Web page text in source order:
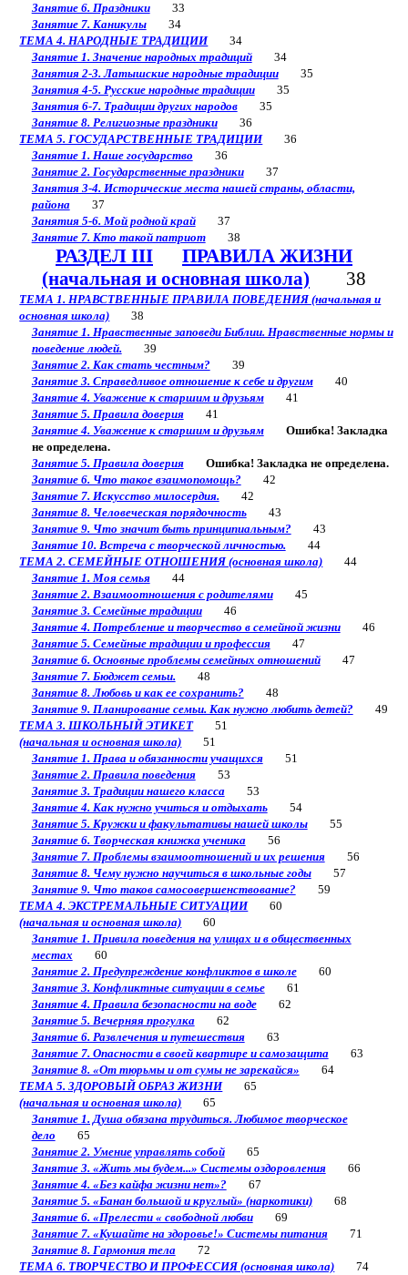
Занятие 6. Праздники33
Занятие 7. Каникулы34
ТЕМА 4. НАРОДНЫЕ ТРАДИЦИИ34
Занятие 1. Значение народных традиций34
Занятия 2-3. Латышские народные традиции35
Занятия 4-5. Русские народные традиции35
Занятия 6-7. Традиции других народов35
Занятие 8. Религиозные праздники36
ТЕМА 5. ГОСУДАРСТВЕННЫЕ ТРАДИЦИИ36
Занятие 1. Наше государство 36
Занятие 2. Государственные праздники37
Занятия 3-4. Исторические места нашей страны, области,
района37
Занятия 5-6. Мой родной край37
Занятие 7. Кто такой патриот38
РАЗДЕЛ III
ПРАВИЛА ЖИЗНИ
(начальная и основная школа) 38
ТЕМА 1. НРАВСТВЕННЫЕ ПРАВИЛА ПОВЕДЕНИЯ (начальная и
основная школа) 38
Занятие 1. Нравственные заповеди Библии. Нравственные нормы и
поведение людей. 39
Занятие 2. Как стать честным? 39
Занятие 3. Справедливое отношение к себе и другим40
Занятие 4. Уважение к старшим и друзьям41
Занятие 5. Правила доверия41
Занятие 4. Уважение к старшим и друзьям
Ошибка! Закладка
не определена.
Занятие 5. Правила доверия
Ошибка! Закладка не определена.
Занятие 6. Что такое взаимопомощь? 42
Занятие 7. Искусство милосердия. 42
Занятие 8. Человеческая порядочность43
Занятие 9. Что значит быть принципиальным? 43
Занятие 10. Встреча с творческой личностью. 44
ТЕМА 2. СЕМЕЙНЫЕ ОТНОШЕНИЯ (основная школа) 44
Занятие 1. Моя семья44
Занятие 2. Взаимоотношения с родителями45
Занятие 3. Семейные традиции46
Занятие 4. Потребление и творчество в семейной жизни46
Занятие 5. Семейные традиции и профессия47
Занятие 6. Основные проблемы семейных отношений47
Занятие 7. Бюджет семьи. 48
Занятие 8. Любовь и как ее сохранить? 48
Занятие 9. Планирование семьи. Как нужно любить детей? 49
ТЕМА 3. ШКОЛЬНЫЙ ЭТИКЕТ51
(начальная и основная школа) 51
Занятие 1. Права и обязанности учащихся51
Занятие 2. Правила поведения53
Занятие 3. Традиции нашего класса53
Занятие 4. Как нужно учиться и отдыхать54
Занятие 5. Кружки и факультативы нашей школы55
Занятие 6. Творческая книжка ученика56
Занятие 7. Проблемы взаимоотношений и их решения56
Занятие 8. Чему нужно научиться в школьные годы57
Занятие 9. Что таков самосовершенствование? 59
ТЕМА 4. ЭКСТРЕМАЛЬНЫЕ СИТУАЦИИ60
(начальная и основная школа) 60
Занятие 1. Привила поведения на улицах и в общественных
местах 60
Занятие 2. Предупреждение конфликтов в школе60
Занятие 3. Конфликтные ситуации в семье61
Занятие 4. Правила безопасности на воде62
Занятие 5. Вечерняя прогулка62
Занятие 6. Развлечения и путешествия63
Занятие 7. Опасности в своей квартире и самозащита63
Занятие 8. «От тюрьмы и от сумы не зарекайся» 64
ТЕМА 5. ЗДОРОВЫЙ ОБРАЗ ЖИЗНИ65
(начальная и основная школа) 65
Занятие 1. Душа обязана трудиться. Любимое творческое
дело 65
Занятие 2. Умение управлять собой65
Занятие 3. «Жить мы будем...» Системы оздоровления66
Занятие 4. «Без кайфа жизни нет»? 67
Занятие 5. «Банан большой и круглый» (наркотики)68
Занятие 6. «Прелести « свободной любви69
Занятие 7. «Кушайте на здоровье!» Системы питания71
Занятие 8. Гармония тела72
ТЕМА 6. ТВОРЧЕСТВО И ПРОФЕССИЯ (основная школа) 74